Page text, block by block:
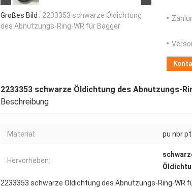
Großes Bild : 2233353 schwarze Öldichtung
des Abnutzungs-Ring-WR für Bagger
2233353 schwarze Öldichtung des Abnutzungs-
Beschreibung
Material: pu nbr
Hervorheben:
2233353 schwarze Öldichtung des Abnutzungs-Ring-WR